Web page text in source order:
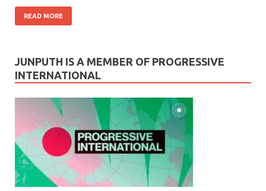
READ MORE
JUNPUTH IS A MEMBER OF PROGRESSIVE
INTERNATIONAL